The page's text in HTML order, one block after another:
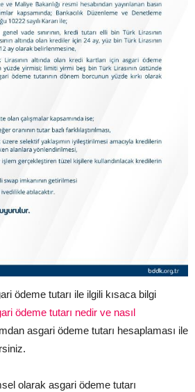
ödeme tutarı ile ilgili kısaca bilgi
ödeme tutarı nedir ve nasıl
asgari ödeme tutarı hesaplaması ile
olarak asgari ödeme tutarı